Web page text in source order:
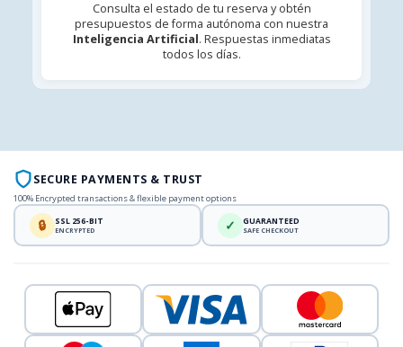
Consulta el estado de tu reserva y obtén
presupuestos de forma autónoma con nuestra
Inteligencia Artificial. Respuestas inmediatas
todos los días.
SECURE PAYMENTS & TRUST
100% Encrypted transactions & flexible payment options
🔒 SSL 256-BIT
ENCRYPTED ✓ GUARANTEED
SAFE CHECKOUT